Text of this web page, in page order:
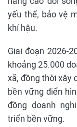
yếu thế, bảo vệ
khí hậu.
Giai đoạn 2026-
khoảng 25.000
xã; đồng thời xây
bền vững điển
đồng doanh
triển bền vững.